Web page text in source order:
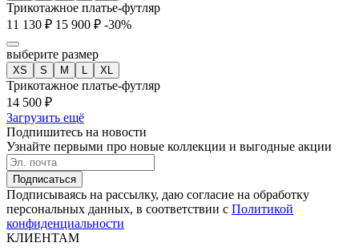
Трикотажное платье-футляр
11 130 ₽ 15 900 ₽ -30%
выберите размер
XS S M L XL
Трикотажное платье-футляр
14 500 ₽
Загрузить ещё
Подпишитесь на новости
Узнайте первыми про новые коллекции и выгодные акции
Подписаться
Подписываясь на рассылку, даю согласие на обработку
персональных данных, в соответствии с Политикой
конфиденциальности
КЛИЕНТАМ